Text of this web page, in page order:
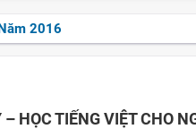
2016
HỌC TIẾNG VIỆT CHO